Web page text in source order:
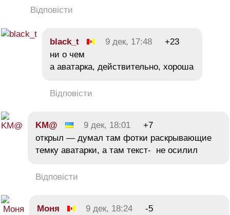
Відповісти
black_t 9 дек, 17:48
+23
ни о чем
а аватарка, действительно, хороша
Відповісти
KM@ 9 дек, 18:01
+7
открыл — думал там фотки раскрывающие
темку аватарки, а там текст- не осилил
Відповісти
Moня 9 дек, 18:24
-5